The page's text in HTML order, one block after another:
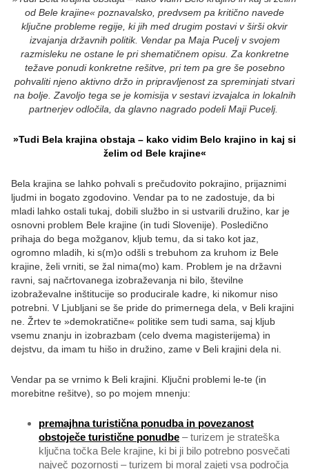
od Bele krajine« poznavalsko, predvsem pa kritično navede
ključne probleme regije, ki jih med drugim postavi v širši okvir
izvajanja državnih politik. Vendar pa Maja Pucelj v svojem
razmisleku ne ostane le pri shematičnem opisu. Za konkretne
težave ponudi konkretne rešitve, pri tem pa gre še posebno
pohvaliti njeno aktivno držo in pripravljenost za spreminjati stvari
na bolje. Zavoljo tega se je komisija v sestavi izvajalca in lokalnih
partnerjev odločila, da glavno nagrado podeli Maji Pucelj.
»Tudi Bela krajina obstaja – kako vidim Belo krajino in kaj si
želim od Bele krajine«
Bela krajina se lahko pohvali s prečudovito pokrajino, prijaznimi
ljudmi in bogato zgodovino. Vendar pa to ne zadostuje, da bi
mladi lahko ostali tukaj, dobili službo in si ustvarili družino, kar je
osnovni problem Bele krajine (in tudi Slovenije). Posledično
prihaja do bega možganov, kljub temu, da si tako kot jaz,
ogromno mladih, ki s(m)o odšli s trebuhom za kruhom iz Bele
krajine, želi vrniti, se žal nima(mo) kam. Problem je na državni
ravni, saj načrtovanega izobraževanja ni bilo, številne
izobraževalne inštitucije so producirale kadre, ki nikomur niso
potrebni. V Ljubljani se še pride do primernega dela, v Beli krajini
ne. Žrtev te »demokratične« politike sem tudi sama, saj kljub
vsemu znanju in izobrazbam (celo dvema magisterijema) in
dejstvu, da imam tu hišo in družino, zame v Beli krajini dela ni.
Vendar pa se vrnimo k Beli krajini. Ključni problemi le-te (in
morebitne rešitve), so po mojem mnenju:
premajhna turistična ponudba in povezanost
obstoječe turistične ponudbe – turizem je strateška
ključna točka Bele krajine, ki bi ji bilo potrebno posvečati
največ pozornosti – turizem bi moral zajeti vsa področja